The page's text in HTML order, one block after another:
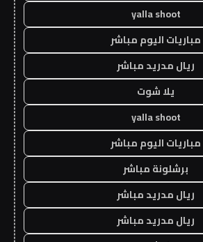
yalla shoot
مباريات اليوم مباشر
ريال مدريد مباشر
يلا شوت
yalla shoot
مباريات اليوم مباشر
برشلونة مباشر
ريال مدريد مباشر
ريال مدريد مباشر